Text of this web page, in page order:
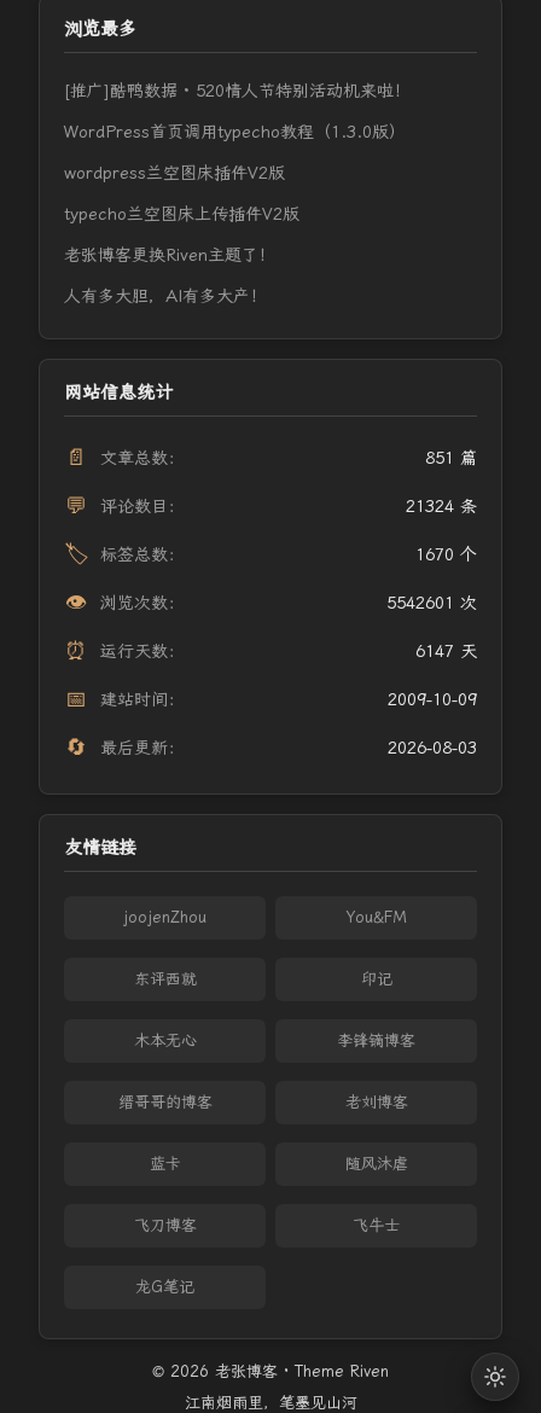
浏览最多
[推广]酷鸭数据 · 520情人节特别活动机来啦！
WordPress首页调用typecho教程（1.3.0版）
wordpress兰空图床插件V2版
typecho兰空图床上传插件V2版
老张博客更换Riven主题了！
人有多大胆，AI有多大产！
网站信息统计
📄 文章总数： 851 篇
💬 评论数目： 21324 条
🏷️ 标签总数： 1670 个
👁️ 浏览次数： 5542601 次
⏰ 运行天数： 6147 天
📅 建站时间： 2009-10-09
🔄 最后更新： 2026-08-03
友情链接
joojenZhou You&FM
东评西就 印记
木本无心 李锋镝博客
缙哥哥的博客 老刘博客
蓝卡 随风沐虐
飞刀博客 飞牛士
龙G笔记
© 2026 老张博客 · Theme Riven
江南烟雨里，笔墨见山河